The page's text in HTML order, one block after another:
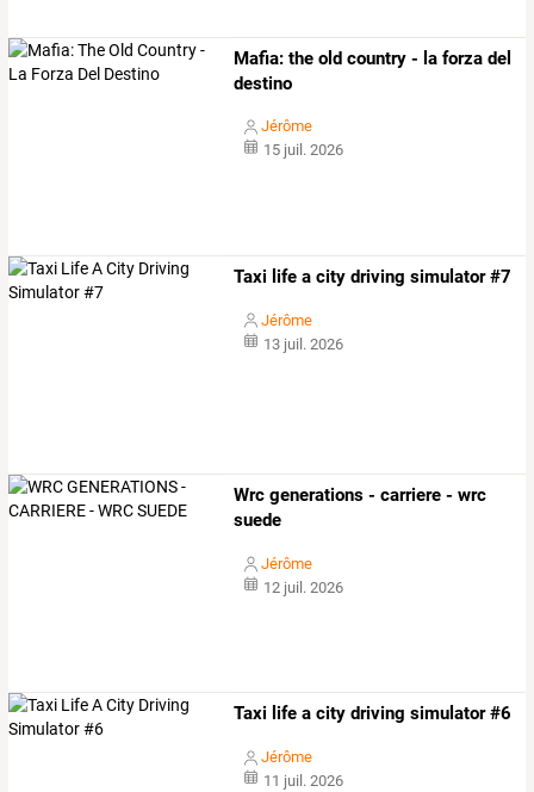
Mafia: the old country - la forza del
destino
Jérôme
15 juil. 2026
Taxi life a city driving simulator #7
Jérôme
13 juil. 2026
Wrc generations - carriere - wrc
suede
Jérôme
12 juil. 2026
Taxi life a city driving simulator #6
Jérôme
11 juil. 2026